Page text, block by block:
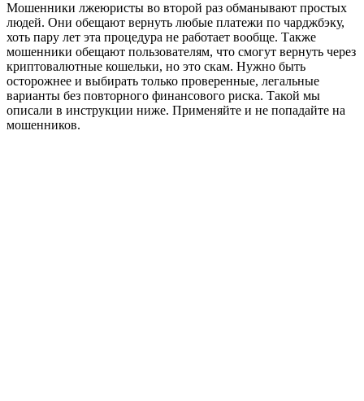
Мошенники лжеюристы во второй раз обманывают простых
людей. Они обещают вернуть любые платежи по чарджбэку,
хоть пару лет эта процедура не работает вообще. Также
мошенники обещают пользователям, что смогут вернуть через
криптовалютные кошельки, но это скам. Нужно быть
осторожнее и выбирать только проверенные, легальные
варианты без повторного финансового риска. Такой мы
описали в инструкции ниже. Применяйте и не попадайте на
мошенников.